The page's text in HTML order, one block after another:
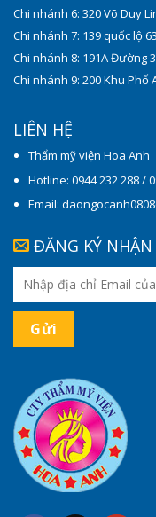
Chi nhánh 6: 320 Võ Duy
Chi nhánh 7: 139 quốc lộ
Chi nhánh 8: 191A Đường
Chi nhánh 9: 200 Khu Phố
LIÊN HỆ
Thẩm mỹ viện Hoa Anh
Hotline: 0944 232 288 /
Email:
ĐĂNG KÝ